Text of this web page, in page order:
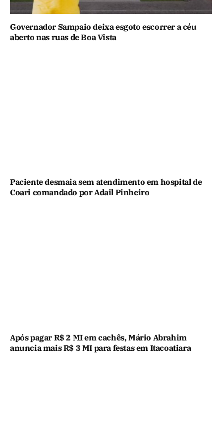
Governador Sampaio deixa esgoto escorrer a céu
aberto nas ruas de Boa Vista
Paciente desmaia sem atendimento em hospital de
Coari comandado por Adail Pinheiro
Após pagar R$ 2 MI em cachês, Mário Abrahim
anuncia mais R$ 3 MI para festas em Itacoatiara